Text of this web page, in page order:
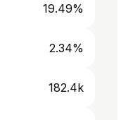
19.49%
2.34%
182.4k